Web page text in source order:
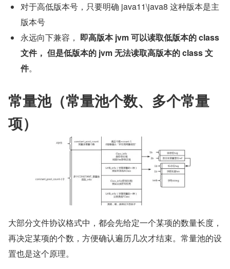
对于高低版本号，只要明确 java11\java8 这种版本是主
版本号
永远向下兼容， 即高版本 jvm 可以读取低版本的 class
文件， 但是低版本的 jvm 无法读取高版本的 class 文
件。
常量池（常量池个数、多个常量
项）
大部分文件协议格式中，都会先给定一个某项的数量长度，
再决定某项的个数，方便确认遍历几次才结束。常量池的设
置也是这个原理。